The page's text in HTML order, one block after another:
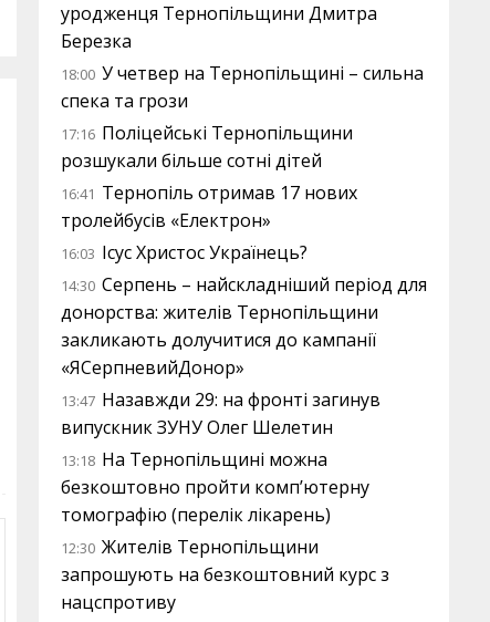
уродженця Тернопільщини Дмитра
Березка
18:00 У четвер на Тернопільщині – сильна
спека та грози
17:16 Поліцейські Тернопільщини
розшукали більше сотні дітей
16:41 Тернопіль отримав 17 нових
тролейбусів «Електрон»
16:03 Ісус Христос Українець?
14:30 Серпень – найскладніший період для
донорства: жителів Тернопільщини
закликають долучитися до кампанії
«ЯСерпневийДонор»
13:47 Назавжди 29: на фронті загинув
випускник ЗУНУ Олег Шелетин
13:18 На Тернопільщині можна
безкоштовно пройти комп’ютерну
томографію (перелік лікарень)
12:30 Жителів Тернопільщини
запрошують на безкоштовний курс з
нацспротиву